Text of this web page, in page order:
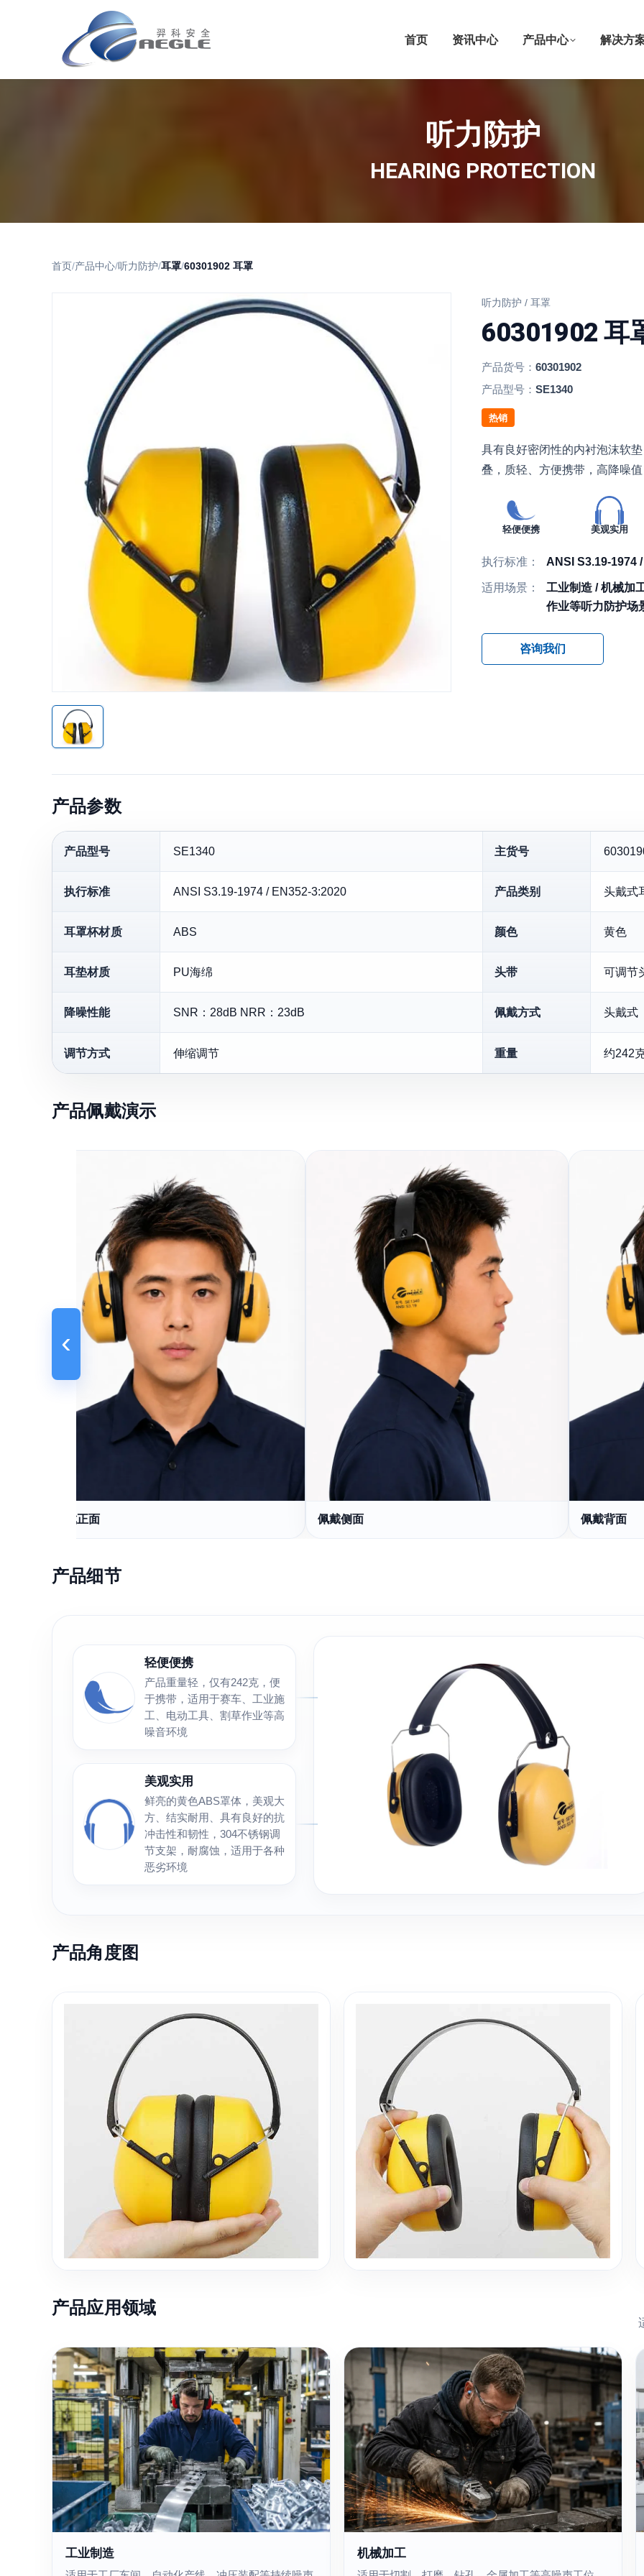
首页 资讯中心 产品中心 解决方
听力防护
HEARING PROTECTION
首页/产品中心/听力防护/耳罩/60301902 耳罩
听力防护 / 耳罩
60301902 耳
产品货号： 60301902
产品型号： SE1340
热销
具有良好密闭性的内衬泡沫软
叠，质轻、方便携带，高降噪
轻便便携 美观实用
执行标准： ANSI S3.19-1974
适用场景：
工业制造 / 机械加
作业等听力防护场
咨询我们
产品参数
产品型号 SE1340 主货号
执行标准 ANSI S3.19-1974 / EN352-3:2020 产品类别 头戴式
耳罩杯材质 ABS 颜色 黄色
耳垫材质 PU海绵 头带 可调节
降噪性能 SNR：28dB NRR：23dB 佩戴方式 头戴式
调节方式 伸缩调节 重量 约242
产品佩戴演示
‹
佩戴正面 佩戴侧面 佩戴背面
产品细节
轻便便携
产品重量轻，仅有242克，便
于携带，适用于赛车、工业施
工、电动工具、割草作业等高
噪音环境
美观实用
鲜亮的黄色ABS罩体，美观大
方、结实耐用、具有良好的抗
冲击性和韧性，304不锈钢调
节支架，耐腐蚀，适用于各种
恶劣环境
产品角度图
产品应用领域
工业制造 机械加工